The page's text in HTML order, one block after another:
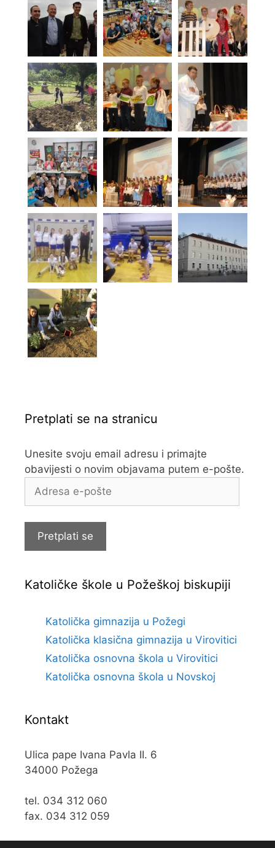
Pretplati se na stranicu
Unesite svoju email adresu i primajte
obavijesti o novim objavama putem e-pošte.
Adresa
Pretplati se
Katoličke škole u Požeškoj biskupiji
Katolička gimnazija u Požegi
Katolička klasična gimnazija u Virovitici
Katolička osnovna škola u Virovitici
Katolička osnovna škola u Novskoj
Kontakt
Ulica pape Ivana Pavla II. 6
34000 Požega
tel. 034 312 060
fax. 034 312 059